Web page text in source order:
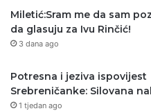
Miletić:Sram me da sam
da glasuju za Ivu Rinčić!
3 dana ago
Potresna i jeziva ispovijest
Srebreničanke: Silovana
1 tjedan ago